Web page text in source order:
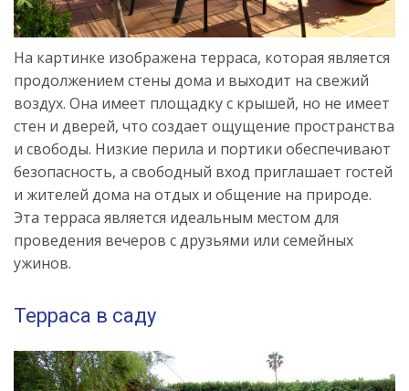
На картинке изображена терраса, которая является
продолжением стены дома и выходит на свежий
воздух. Она имеет площадку с крышей, но не имеет
стен и дверей, что создает ощущение пространства
и свободы. Низкие перила и портики обеспечивают
безопасность, а свободный вход приглашает гостей
и жителей дома на отдых и общение на природе.
Эта терраса является идеальным местом для
проведения вечеров с друзьями или семейных
ужинов.
Терраса в саду